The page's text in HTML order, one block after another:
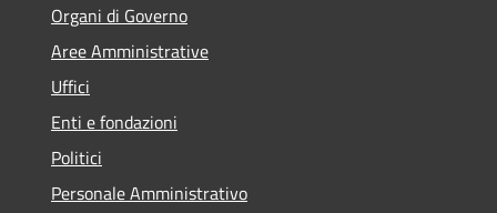
Organi di Governo
Aree Amministrative
Uffici
Enti e fondazioni
Politici
Personale Amministrativo